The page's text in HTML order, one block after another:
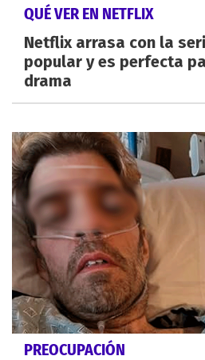
QUÉ VER EN NETFLIX
Netflix arrasa con la
popular y es perfecta
drama
PREOCUPACIÓN